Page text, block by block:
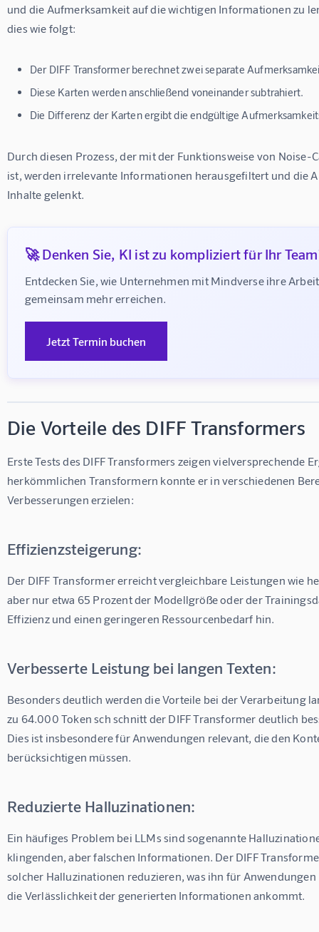
und die Aufmerksamkeit auf die wichtigen Informationen zu
dies wie folgt:
Der DIFF Transformer berechnet zwei separate
Diese Karten werden anschließend voneinander subtrahiert.
Die Differenz der Karten ergibt die endgültige
Durch diesen Prozess, der mit der Funktionsweise von
ist, werden irrelevante Informationen herausgefiltert und die
Inhalte gelenkt.
🚀 Denken Sie, KI ist zu kompliziert für Ihr
Entdecken Sie, wie Unternehmen mit Mindverse ihre
gemeinsam mehr erreichen.
Jetzt Termin buchen
Die Vorteile des DIFF Transformers
Erste Tests des DIFF Transformers zeigen vielversprechende
herkömmlichen Transformern konnte er in verschiedenen
Verbesserungen erzielen:
Effizienzsteigerung:
Der DIFF Transformer erreicht vergleichbare Leistungen wie
aber nur etwa 65 Prozent der Modellgröße oder der
Effizienz und einen geringeren Ressourcenbedarf hin.
Verbesserte Leistung bei langen Texten:
Besonders deutlich werden die Vorteile bei der Verarbeitung
zu 64.000 Token sch schnitt der DIFF Transformer deutlich
Dies ist insbesondere für Anwendungen relevant, die den
berücksichtigen müssen.
Reduzierte Halluzinationen:
Ein häufiges Problem bei LLMs sind sogenannte
klingenden, aber falschen Informationen. Der DIFF
solcher Halluzinationen reduzieren, was ihn für
die Verlässlichkeit der generierten Informationen ankommt.